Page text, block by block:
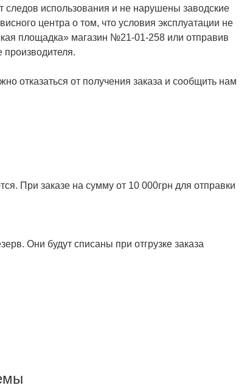
следов использования и не нарушены заводские
центра о том, что условия эксплуатации не
площадка» магазин №21-01-258 или отправив
производителя.
отказаться от получения заказа и сообщить нам
При заказе на сумму от 10 000грн для отправки
Они будут списаны при отгрузке заказа